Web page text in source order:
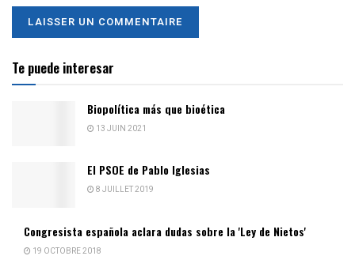
Te puede interesar
Biopolítica más que bioética
13 JUIN 2021
El PSOE de Pablo Iglesias
8 JUILLET 2019
Congresista española aclara dudas sobre la 'Ley de Nietos'
19 OCTOBRE 2018